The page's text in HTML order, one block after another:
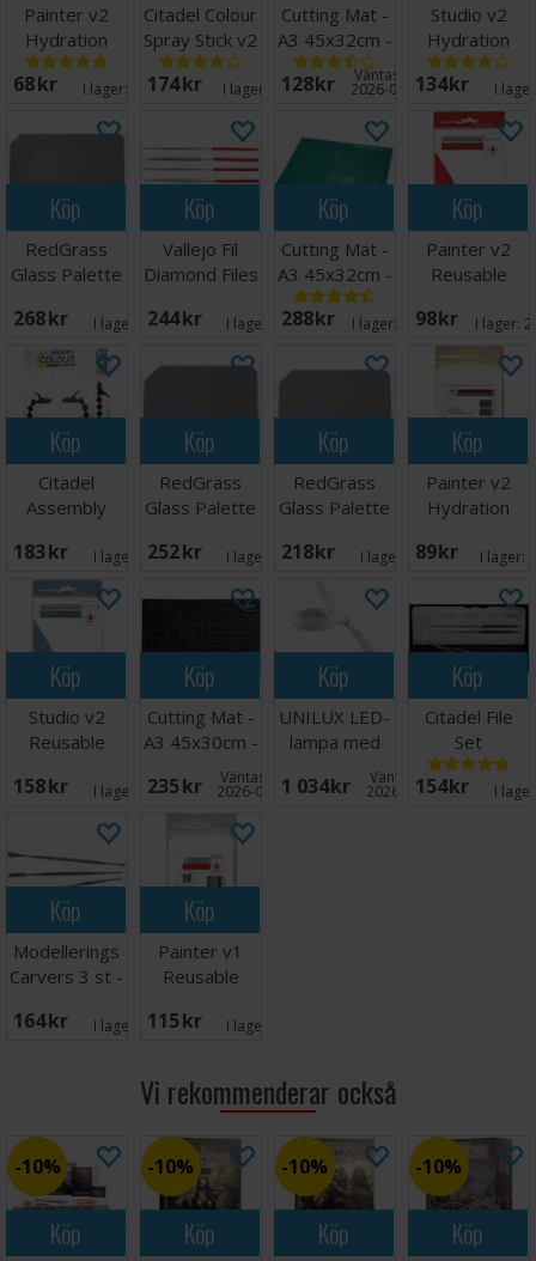
Painter v2
Hydration
Foam (1 st)
68 SEK I lager:
Citadel Colour
Spray Stick v2
174 SEK I lager: 19
Cutting Mat -
A3 45x32cm -
Sort
128 SEK Väntas in:
2026-08-21
Studio v2
Hydration
Foam (1 st)
134 SEK I
Köp
RedGrass
Glass Palette
268 SEK I lager: 3
Köp
Vallejo Fil
Diamond Files
244 SEK I lager: 5
Köp
Cutting Mat -
A3 45x32cm -
Grön
288 SEK I lager: 20+
Köp
Painter v2
Reusable
(15 st)
98 SEK I lager:
Köp
Citadel
Assembly
183 SEK I lager: 2
Köp
RedGrass
Glass Palette
252 SEK I lager: 5
Köp
RedGrass
Glass Palette
218 SEK I lager: 4
Köp
Painter v2
Hydration
50st
89 SEK I lager:
Köp
Studio v2
Reusable
(15 st)
158 SEK I lager: 9
Köp
Cutting Mat -
A3 45x30cm -
235 SEK Väntas in:
2026-09-30
Köp
UNILUX LED-
lampa med
förstoringsglas
1 034 SEK Väntas in:
2026-08-27
Köp
Citadel File
Set
154 SEK I
Köp
Modellerings
Carvers 3 st -
164 SEK I lager:
Köp
Painter v1
Reusable
(15 st)
115 SEK I lager:
Vi rekommenderar också
Köp
10%
Köp
10%
Köp
10%
Köp
10%